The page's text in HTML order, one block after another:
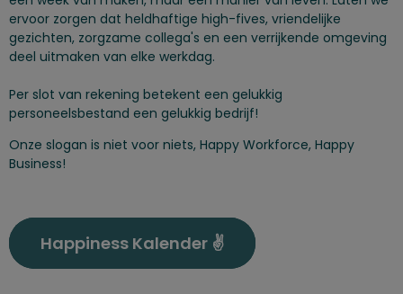
ervoor zorgen dat heldhaftige high-fives, vriendelijke
gezichten, zorgzame collega's en een verrijkende omgeving
deel uitmaken van elke werkdag.
Per slot van rekening betekent een gelukkig
personeelsbestand een gelukkig bedrijf!
Onze slogan is niet voor niets, Happy Workforce, Happy
Business!
Happiness Kalender ✌️